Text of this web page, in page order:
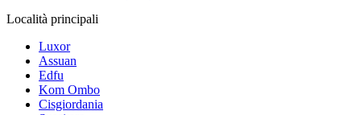
Località principali
Luxor
Assuan
Edfu
Kom Ombo
Cisgiordania